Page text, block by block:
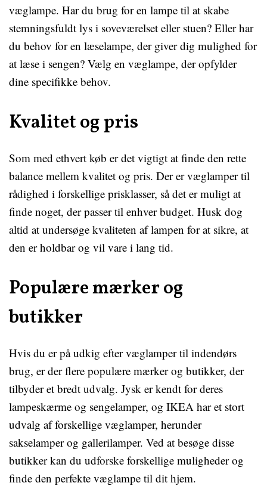
væglampe. Har du brug for en lampe til at skabe
stemningsfuldt lys i soveværelset eller stuen? Eller har
du behov for en læselampe, der giver dig mulighed for
at læse i sengen? Vælg en væglampe, der opfylder
dine specifikke behov.
Kvalitet og pris
Som med ethvert køb er det vigtigt at finde den rette
balance mellem kvalitet og pris. Der er væglamper til
rådighed i forskellige prisklasser, så det er muligt at
finde noget, der passer til enhver budget. Husk dog
altid at undersøge kvaliteten af lampen for at sikre, at
den er holdbar og vil vare i lang tid.
Populære mærker og
butikker
Hvis du er på udkig efter væglamper til indendørs
brug, er der flere populære mærker og butikker, der
tilbyder et bredt udvalg. Jysk er kendt for deres
lampeskærme og sengelamper, og IKEA har et stort
udvalg af forskellige væglamper, herunder
sakselamper og gallerilamper. Ved at besøge disse
butikker kan du udforske forskellige muligheder og
finde den perfekte væglampe til dit hjem.